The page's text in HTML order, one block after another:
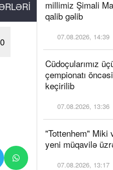
millimiz Şimali
qalib gəlib
07.08.2026, 14:39
Cüdoçularımız
çempionatı
keçirilib
07.08.2026, 13:36
"Tottenhem" Miki
yeni müqavilə
07.08.2026, 13:17